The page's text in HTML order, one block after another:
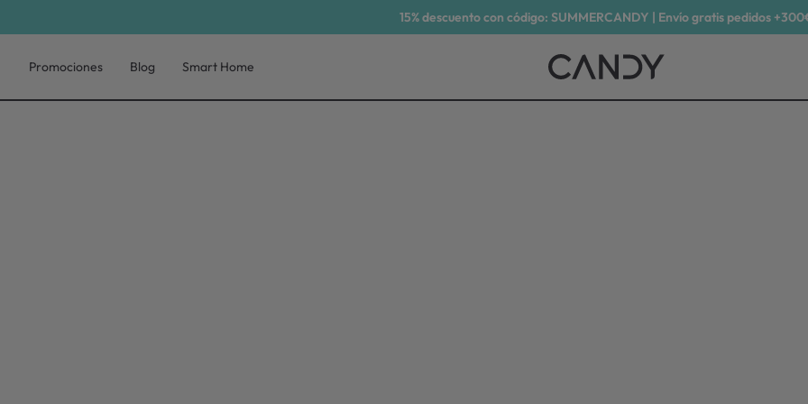
15% descuento con código: SUMMERCANDY | Envío gratis pedidos
Promociones Blog Smart Home